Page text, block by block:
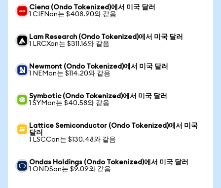
Ciena (Ondo Tokenized)에서 미국 달러
1 CIENon는 $408.90와 같음
Lam Research (Ondo Tokenized)에서 미국 달러
1 LRCXon는 $311.16와 같음
Newmont (Ondo Tokenized)에서 미국 달러
1 NEMon는 $114.20와 같음
Symbotic (Ondo Tokenized)에서 미국 달러
1 SYMon는 $40.58와 같음
Lattice Semiconductor (Ondo Tokenized)에서 미국
달러
1 LSCCon는 $130.48와 같음
Ondas Holdings (Ondo Tokenized)에서 미국 달러
1 ONDSon는 $9.09와 같음